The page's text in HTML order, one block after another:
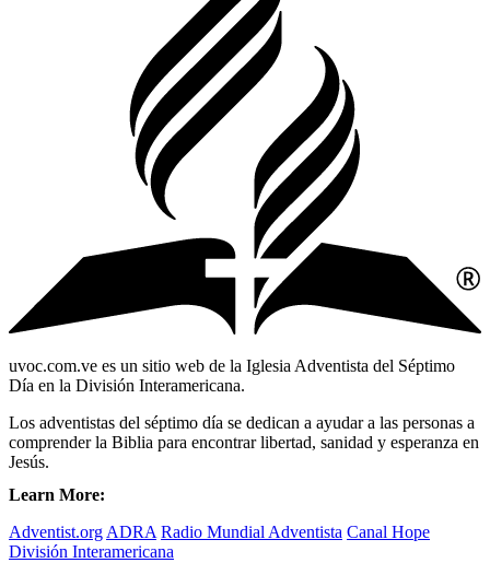
uvoc.com.ve es un sitio web de la Iglesia Adventista del Séptimo
Día en la División Interamericana.
Los adventistas del séptimo día se dedican a ayudar a las personas a
comprender la Biblia para encontrar libertad, sanidad y esperanza en
Jesús.
Learn More:
Adventist.org ADRA Radio Mundial Adventista Canal Hope
División Interamericana